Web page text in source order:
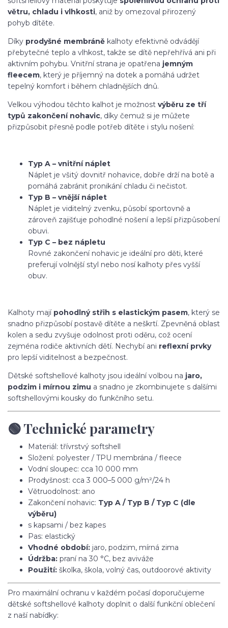
větru, chladu i vlhkosti, aniž by omezoval přirozený
pohyb dítěte.
Díky prodyšné membráně kalhoty efektivně odvádějí
přebytečné teplo a vlhkost, takže se dítě nepřehřívá ani při
aktivním pohybu. Vnitřní strana je opatřena jemným
fleecem, který je příjemný na dotek a pomáhá udržet
tepelný komfort i během chladnějších dnů.
Velkou výhodou těchto kalhot je možnost výběru ze tří
typů zakončení nohavic, díky čemuž si je můžete
přizpůsobit přesně podle potřeb dítěte i stylu nošení:
Typ A – vnitřní náplet
Náplet je všitý dovnitř nohavice, dobře drží na botě a
pomáhá zabránit pronikání chladu či nečistot.
Typ B – vnější náplet
Náplet je viditelný zvenku, působí sportovně a
zároveň zajišťuje pohodlné nošení a lepší přizpůsobení
obuvi.
Typ C – bez nápletu
Rovné zakončení nohavic je ideální pro děti, které
preferují volnější styl nebo nosí kalhoty přes vyšší
obuv.
Kalhoty mají pohodlný střih s elastickým pasem, který se
snadno přizpůsobí postavě dítěte a neškrtí. Zpevněná oblast
kolen a sedu zvyšuje odolnost proti oděru, což ocení
zejména rodiče aktivních dětí. Nechybí ani reflexní prvky
pro lepší viditelnost a bezpečnost.
Dětské softshellové kalhoty jsou ideální volbou na jaro,
podzim i mírnou zimu a snadno je zkombinujete s dalšími
softshellovými kousky do funkčního setu.
🟢 Technické parametry
Materiál: třívrstvý softshell
Složení: polyester / TPU membrána / fleece
Vodní sloupec: cca 10 000 mm
Prodyšnost: cca 3 000–5 000 g/m²/24 h
Větruodolnost: ano
Zakončení nohavic: Typ A / Typ B / Typ C (dle
výběru)
s kapsami / bez kapes
Pas: elastický
Vhodné období: jaro, podzim, mírná zima
Údržba: praní na 30 °C, bez aviváže
Použití: školka, škola, volný čas, outdoorové aktivity
Pro maximální ochranu v každém počasí doporučujeme
dětské softshellové kalhoty doplnit o další funkční oblečení
z naší nabídky: